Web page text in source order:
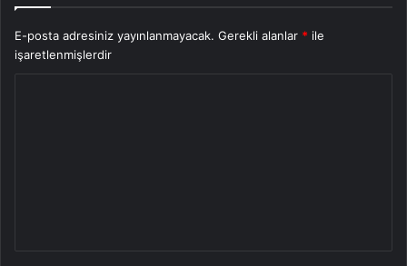
E-posta adresiniz yayınlanmayacak. Gerekli alanlar * ile
işaretlenmişlerdir